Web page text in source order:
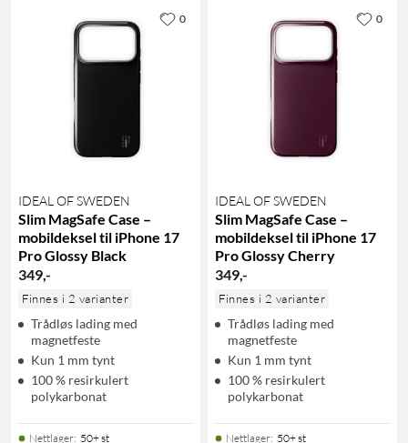
IDEAL OF SWEDEN
Slim MagSafe Case –
mobildeksel til iPhone 17
Pro Glossy Black
349,-
Finnes i 2 varianter
Trådløs lading med
magnetfeste
Kun 1 mm tynt
100 % resirkulert
polykarbonat
Nettlager: 50+ st
0
IDEAL OF SWEDEN
Slim MagSafe Case –
mobildeksel til iPhone 17
Pro Glossy Cherry
349,-
Finnes i 2 varianter
Trådløs lading med
magnetfeste
Kun 1 mm tynt
100 % resirkulert
polykarbonat
Nettlager: 50+ st
0